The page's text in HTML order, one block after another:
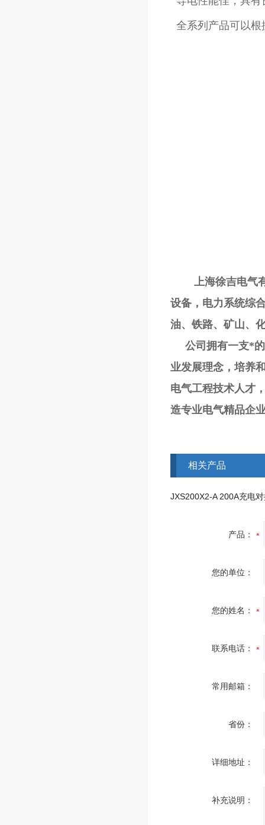
全系列产品可以
上海徐吉电气有
设备，电力系统综
油、铁路、矿山、
公司拥有一支*的
业发展理念，培养
电气工程技术人才
造专业电气精品企
相关产品
产品：
您的单位：
您的姓名：
联系电话：
常用邮箱：
省份：
详细地址：
补充说明：